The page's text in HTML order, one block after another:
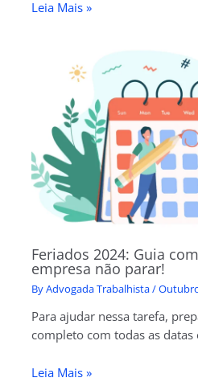
Leia Mais »
Feriados 2024: Guia
empresa não parar!
ByAdvogada Trabalhista/
Para ajudar nessa tarefa,
completo com todas as
Leia Mais »